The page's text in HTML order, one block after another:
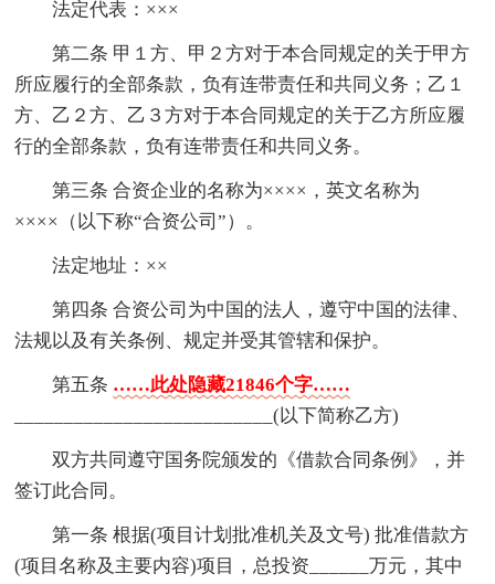
法定代表：×××
第二条 甲１方、甲２方对于本合同规定的关于甲方
所应履行的全部条款，负有连带责任和共同义务；乙１
方、乙２方、乙３方对于本合同规定的关于乙方所应履
行的全部条款，负有连带责任和共同义务。
第三条 合资企业的名称为××××，英文名称为
××××（以下称“合资公司”）。
法定地址：××
第四条 合资公司为中国的法人，遵守中国的法律、
法规以及有关条例、规定并受其管辖和保护。
第五条 ……此处隐藏21846个字……
__________________________(以下简称乙方)
双方共同遵守国务院颁发的《借款合同条例》，并
签订此合同。
第一条 根据(项目计划批准机关及文号) 批准借款方
(项目名称及主要内容)项目，总投资______万元，其中